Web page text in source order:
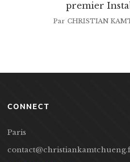
premier
Par CHRISTIAN
CONNECT
Paris